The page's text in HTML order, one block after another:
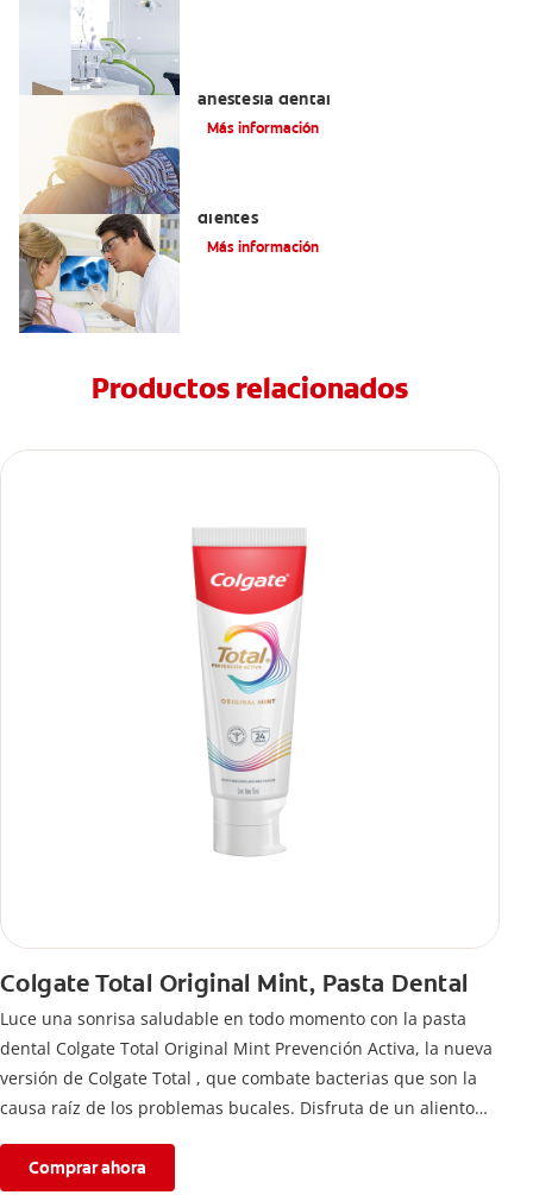
anestesia dental
Más información
dientes
Más información
Productos relacionados
Colgate Total Original Mint, Pasta Dental
Luce una sonrisa saludable en todo momento con la pasta
dental Colgate Total Original Mint Prevención Activa, la nueva
versión de Colgate Total , que combate bacterias que son la
causa raíz de los problemas bucales. Disfruta de un aliento
fórmula con desempeño superior**** de la pasta de dientes
Comprar ahora